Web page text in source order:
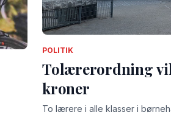
POLITIK
Tolærerordning
kroner
To lærere i alle klasser i